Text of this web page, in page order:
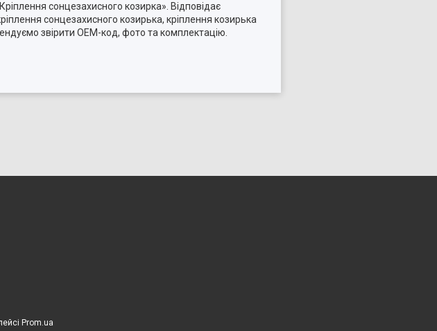
сонцезахисного козирка». Відповідає
сонцезахисного козирька, кріплення козирька
звірити OEM-код, фото та комплектацію.
Prom.ua